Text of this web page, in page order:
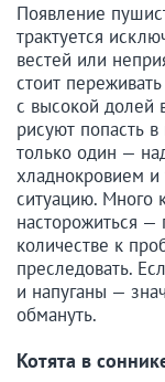
Появление
трактуется
вестей или
стоит
с высокой долей
рисуют попасть
только один —
хладнокровием и
ситуацию. Много
насторожиться —
количестве к
преследовать.
и напуганы —
обмануть.
Котята в